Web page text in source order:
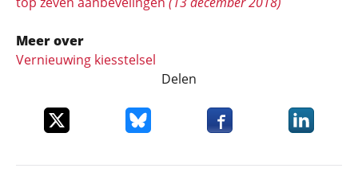
Meer over
Vernieuwing kiesstelsel
Delen
Deel dit item op XDeel dit item op Bluesky
Deel dit item opDeel dit